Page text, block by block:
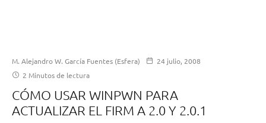
M. Alejandro W. García Fuentes (Esfera)
24 julio, 2008
2 Minutos de lectura
CÓMO USAR WINPWN PARA
ACTUALIZAR EL FIRM A 2.0 Y 2.0.1